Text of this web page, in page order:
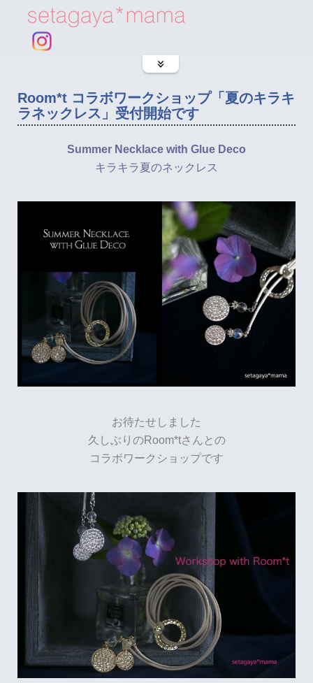
Room*t コラボワークショップ「夏のキラキ
ラネックレス」受付開始です
Summer Necklace with Glue Deco
キラキラ夏のネックレス
お待たせしました
久しぶりのRoom*tさんとの
コラボワークショップです